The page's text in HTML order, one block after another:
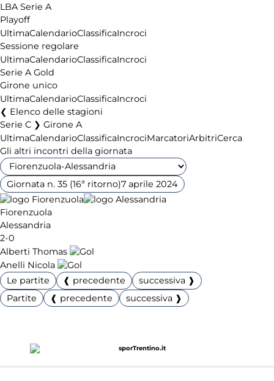
LBA Serie A
Playoff
UltimaCalendarioClassificaIncroci
Sessione regolare
UltimaCalendarioClassificaIncroci
Serie A Gold
Girone unico
UltimaCalendarioClassificaIncroci
Elenco delle stagioni
Serie C ❯ Girone A
UltimaCalendarioClassificaIncrociMarcatoriArbitriCerca
Gli altri incontri della giornata
Giornata n. 35 (16ª ritorno)7 aprile 2024
Fiorenzuola
Alessandria
2-0
Alberti Thomas
Anelli Nicola
Le partite
❰ precedente
successiva ❱
Partite
❰ precedente successiva ❱